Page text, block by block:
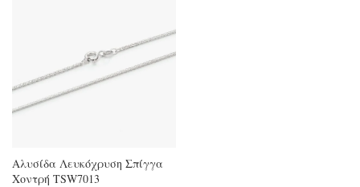
Αλυσίδα Λευκόχρυση Σπίγγα
Χοντρή TSW7013